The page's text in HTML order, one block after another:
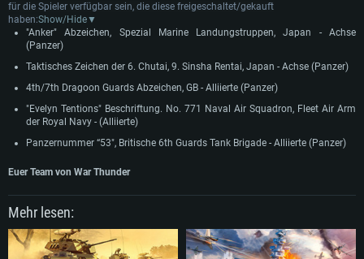
für die Spieler verfügbar sein, die diese freigeschaltet/gekauft
haben:Show/Hide▼
"Anker" Abzeichen, Spezial Marine Landungstruppen, Japan - Achse
(Panzer)
Taktisches Zeichen der 6. Chutai, 9. Sinsha Rentai, Japan - Achse (Panzer)
4th/7th Dragoon Guards Abzeichen, GB - Alliierte (Panzer)
"Evelyn Tentions" Beschriftung. No. 771 Naval Air Squadron, Fleet Air Arm
der Royal Navy - (Alliierte)
Panzernummer “53", Britische 6th Guards Tank Brigade - Alliierte (Panzer)
Euer Team von War Thunder
Mehr lesen: